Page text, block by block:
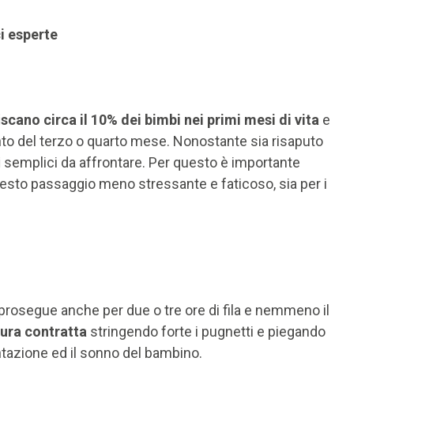
esperte
circa il 10% dei bimbi nei primi mesi di vita e
del terzo o quarto mese. Nonostante sia risaputo
semplici da affrontare. Per questo è importante
passaggio meno stressante e faticoso, sia per i
anche per due o tre ore di fila e nemmeno il
contratta stringendo forte i pugnetti e piegando
ed il sonno del bambino.